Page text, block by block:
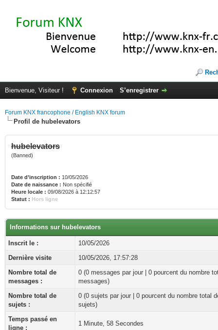
Bienvenue, Visiteur ! Connexion S’enregistrer
Forum KNX francophone / English KNX forum
Profil de hubelevators
hubelevators
(Banned)
Date d’inscription : 10/05/2026
Date de naissance : Non spécifié
Heure locale : 09/08/2026 à 12:12:57
Statut : Hors ligne
Informations sur hubelevators
Inscrit le :
10/05/2026
Dernière visite
10/05/2026, 17:57:28
Nombre total de
messages :
0 (0 messages par jour | 0 pourcent du nombre
messages)
Nombre total de
sujets :
0 (0 sujets par jour | 0 pourcent du nombre total
sujets)
Temps passé en
ligne :
1 Minute, 58 Secondes